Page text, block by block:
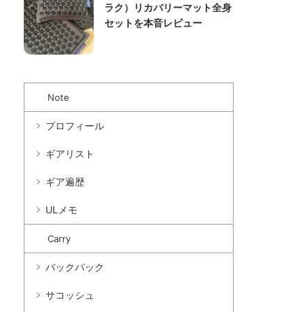
ラク）リカバリーマット全身
セットを本音レビュー
Note
プロフィール
ギアリスト
ギア遍歴
ULメモ
Carry
バックパック
サコッシュ